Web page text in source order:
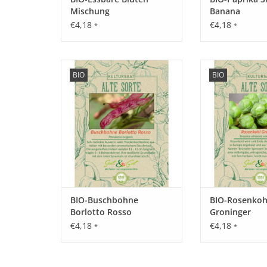
Mischung
€4,18 *
Banana
€4,18 *
BIO
Entdecken Sie unsere seltene,
historische Bohne wieder, die
fast in Vergessenheit geraten ist!
ZUM WARENKORB HINZUFÜGEN
BIO-Buschbohne
Borlotto Rosso
€4,18 *
BIO
Entdecken Sie
historischen
fast in
ZUM
BIO-
Groninger
€4,18 *